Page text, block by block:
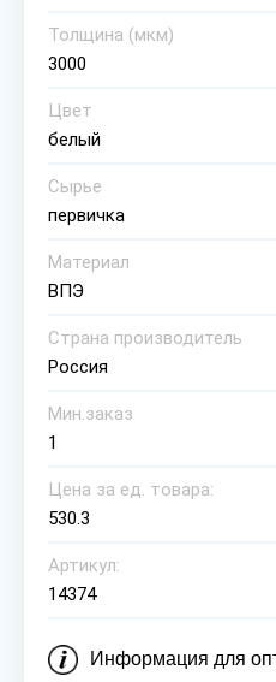
Толщина (мкм)
3000
Цвет
белый
Сырье
первичка
Материал
ВПЭ
Страна производитель
Россия
Мин.заказ
1
Цена за ед. товара:
530.3
Артикул:
14374
Информация для